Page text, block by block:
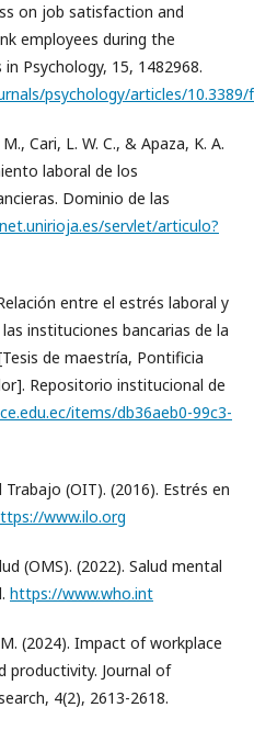
on job satisfaction and
employees during the
Psychology, 15, 1482968.
psychology/articles/10.3389/
Cari, L. W. C., & Apaza, K. A.
laboral de los
Dominio de las
servlet/articulo?
entre el estrés laboral y
instituciones bancarias de la
de maestría, Pontificia
Repositorio institucional de
items/db36aeb0-99c3-
(OIT). (2016). Estrés en
www.ilo.org
(OMS). (2022). Salud mental
https://www.who.int
(2024). Impact of workplace
productivity. Journal of
4(2), 2613-2618.